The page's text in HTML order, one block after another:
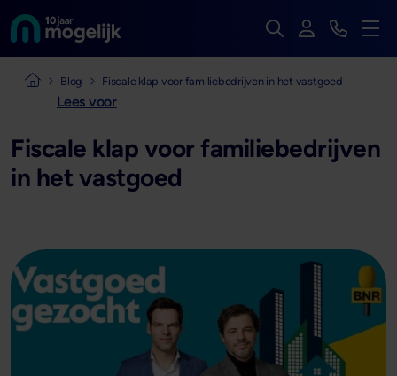
Naar de homepage van Zoek op de hele
InloggenBekijk
Menu
Naar de homepage van Mogelijk Vastgoedfinancieringen
Blog Fiscale klap voor familiebedrijven in het vastgoed
Lees voor
Fiscale klap voor familiebedrijven
in het vastgoed